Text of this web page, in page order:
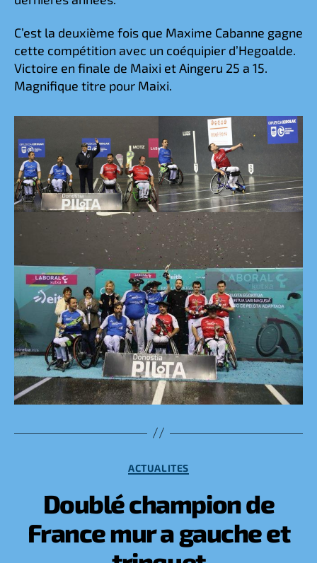
C’est la deuxième fois que Maxime Cabanne gagne
cette compétition avec un coéquipier d’Hegoalde.
Victoire en finale de Maixi et Aingeru 25 a 15.
Magnifique titre pour Maixi.
Catégories
ACTUALITES
Doublé champion de
France mur a gauche et